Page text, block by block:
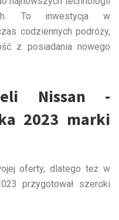
To inwestycja w
codziennych podróży,
z posiadania nowego
Nissan -
2023 marki
oferty, dlatego też w
przygotował szeroki